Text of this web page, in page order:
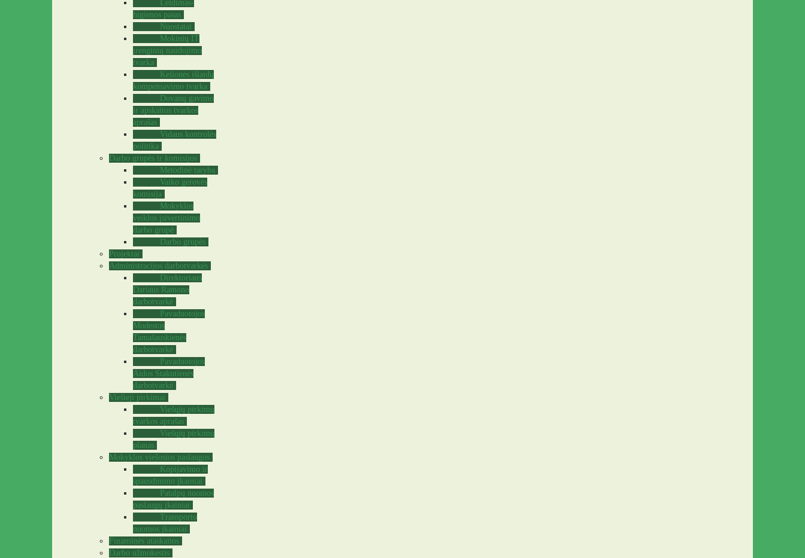
Leidimas-
higienos pasas
Nuostatai
Mokinių IT
įrenginių naudojimo
tvarka
Kelionės išlaidų
kompensavimo tvarka
Dovanų gavimo
ir apskaitos tvarkos
aprašas
Vidaus kontrolės
politika
Darbo grupės ir komisijos
Metodinė taryba
Vaiko gerovės
komisija
Mokyklos
veiklos įsivertinimo
darbo grupė
Darbo grupės
Projektai
Administracijos darbotvarkės
Direktoriaus
Dariaus Ramono
darbotvarkė
Pavaduotojos
Modestos
Tamašauskienės
darbotvarkė
Pavaduotojos
Aidos Stakutienės
darbotvarkė
Viešieji pirkimai
Viešųjų pirkimų
tvarkos aprašas
Viešųjų pirkimų
planas
Mokyklos viešosios paslaugos
Kopijavimo ir
spausdinimo įkainiai
Patalpų nuomos
paslaugų įkainiai
Transporto
nuomos įkainiai
Finansinės ataskaitos
Darbo užmokestis